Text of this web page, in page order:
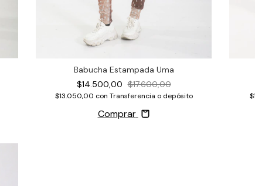
Babucha Estampada Uma
$14.500,00 $17.600,00
$13.050,00 con Transferencia o depósito
Comprar